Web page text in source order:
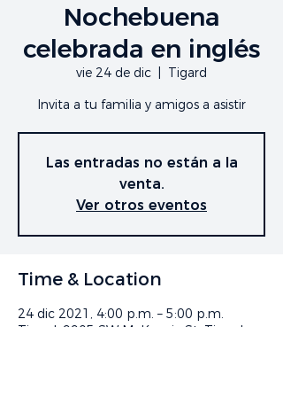
Nochebuena
celebrada en inglés
vie 24 de dic
Tigard
Invita a tu familia y amigos a asistir
Las entradas no están a la
venta.
Ver otros eventos
Time & Location
24 dic 2021, 4:00 p.m. – 5:00 p.m.
Tigard, 9905 SW McKenzie St, Tigard,